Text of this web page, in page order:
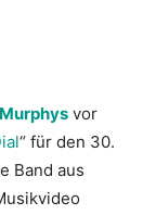
vor
“ für den 30.
Band aus